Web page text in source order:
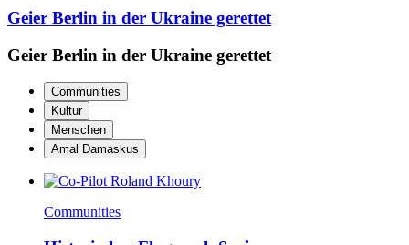
Geier Berlin in der Ukraine gerettet
Geier Berlin in der Ukraine gerettet
Communities
Kultur
Menschen
Amal Damaskus
Communities